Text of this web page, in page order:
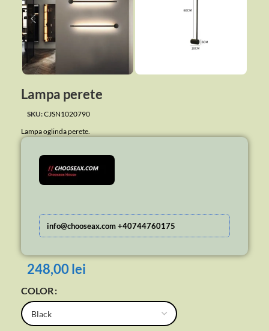
Lampa perete
SKU:CJSN1020790
Lampa oglinda perete.
info@chooseax.com +40744760175
248,00lei
COLOR